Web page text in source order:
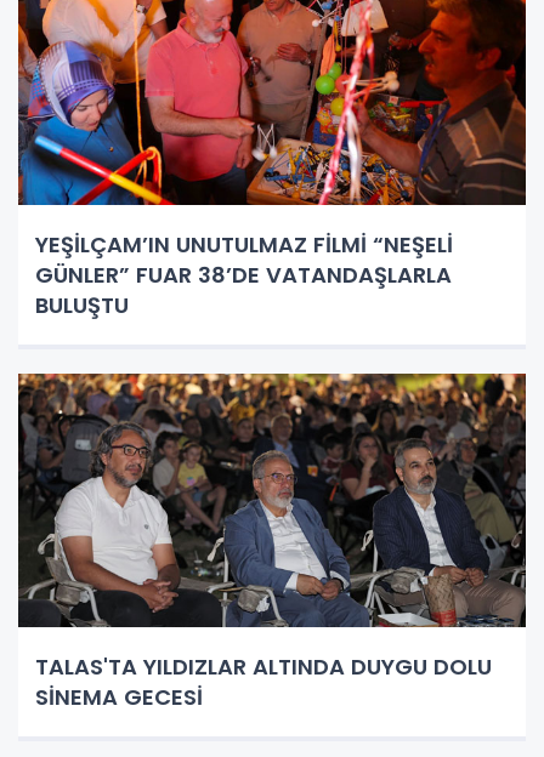
YEŞİLÇAM’IN UNUTULMAZ FİLMİ “NEŞELİ
GÜNLER” FUAR 38’DE VATANDAŞLARLA
BULUŞTU
TALAS'TA YILDIZLAR ALTINDA DUYGU DOLU
SİNEMA GECESİ